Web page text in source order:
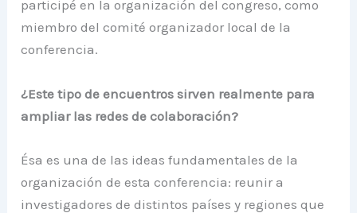
participé en la organización del congreso, como
miembro del comité organizador local de la
conferencia.
¿Este tipo de encuentros sirven realmente para
ampliar las redes de colaboración?
Ésa es una de las ideas fundamentales de la
organización de esta conferencia: reunir a
investigadores de distintos países y regiones que